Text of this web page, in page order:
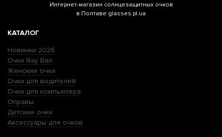
Интернет-магазин солнцезащитных очков
в Полтаве glasses.pl.ua
КАТАЛОГ
Новинки 2026
Очки Ray Ban
Женские очки
Очки для водителей
Очки для компьютера
Оправы
Детские очки
Аксессуары для очков